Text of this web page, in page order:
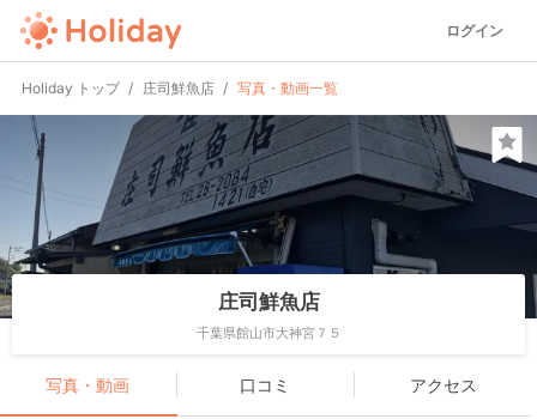
ログイン
Holiday トップ 庄司鮮魚店 写真・動画一覧
庄司鮮魚店
千葉県館山市大神宮７５
写真・動画 口コミ アクセス